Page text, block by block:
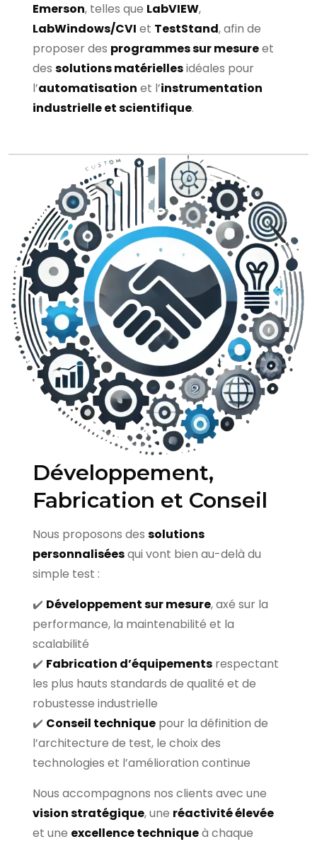
Emerson, telles que LabVIEW,
LabWindows/CVI et TestStand, afin de
proposer des programmes sur mesureet
des solutions matériellesidéales pour
l’automatisation et l’instrumentation
industrielle et scientifique.
Développement,
Fabrication et Conseil
Nous proposons des solutions
personnaliséesqui vont bien au-delà du
simple test :
✔️ Développement sur mesure, axé sur la
performance, la maintenabilité et la
scalabilité
✔️ Fabrication d’équipementsrespectant
les plus hauts standards de qualité et de
robustesse industrielle
✔️ Conseil techniquepour la définition de
l’architecture de test, le choix des
technologies et l’amélioration continue
Nous accompagnons nos clients avec une
vision stratégique, une réactivité élevée
et une excellence techniqueà chaque